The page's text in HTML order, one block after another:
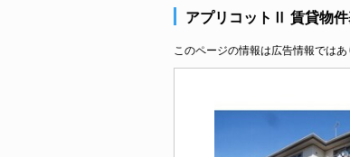
アプリコットⅡ 賃貸物件
このページの情報は広告情報では